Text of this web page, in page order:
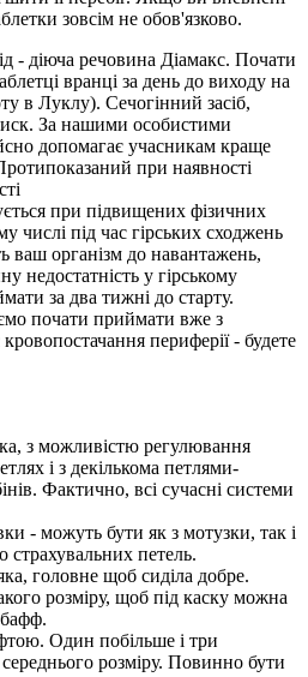
зовсім не обов'язково.
- діюча речовина Діамакс. Почати
вранці за день до виходу на
в Луклу). Сечогінний засіб,
За нашими особистими
допомагає учасникам краще
при наявності
при підвищених фізичних
числі під час гірських сходжень
ваш організм до навантажень,
недостатність у гірському
за два тижні до старту.
почати приймати вже з
периферії - будете
з можливістю регулювання
і з декількома петлями-
Фактично, всі сучасні системи
- можуть бути як з мотузки, так і
страхувальних петель.
головне щоб сиділа добре.
розміру, щоб під каску можна
Один побільше і три
розміру. Повинно бути